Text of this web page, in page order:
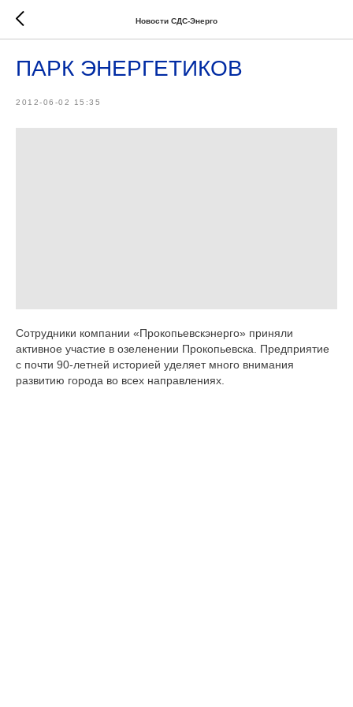
Новости СДС-Энерго
ПАРК ЭНЕРГЕТИКОВ
2012-06-02 15:35
Сотрудники компании «Прокопьевскэнерго» приняли
активное участие в озеленении Прокопьевска. Предприятие
с почти 90-летней историей уделяет много внимания
развитию города во всех направлениях.